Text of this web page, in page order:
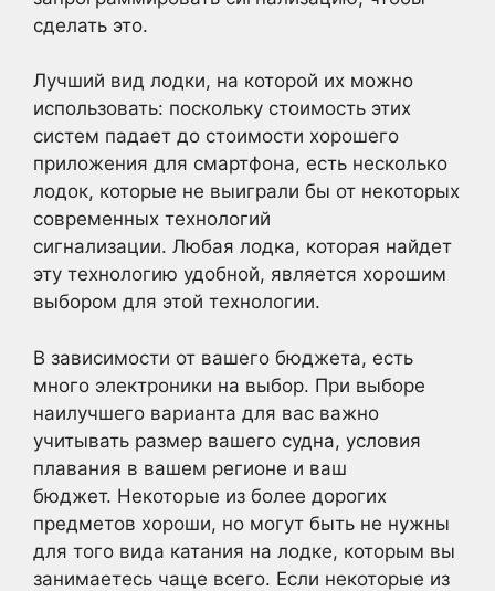
сделать это.
Лучший вид лодки, на которой их можно
использовать: поскольку стоимость этих
систем падает до стоимости хорошего
приложения для смартфона, есть несколько
лодок, которые не выиграли бы от некоторых
современных технологий
сигнализации. Любая лодка, которая найдет
эту технологию удобной, является хорошим
выбором для этой технологии.
В зависимости от вашего бюджета, есть
много электроники на выбор. При выборе
наилучшего варианта для вас важно
учитывать размер вашего судна, условия
плавания в вашем регионе и ваш
бюджет. Некоторые из более дорогих
предметов хороши, но могут быть не нужны
для того вида катания на лодке, которым вы
занимаетесь чаще всего. Если некоторые из